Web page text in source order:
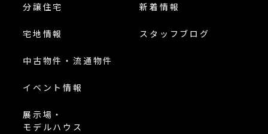
分譲住宅
宅地情報
中古物件・流通物件
イベント情報
展示場・
モデルハウス
新着情報
スタッフブログ